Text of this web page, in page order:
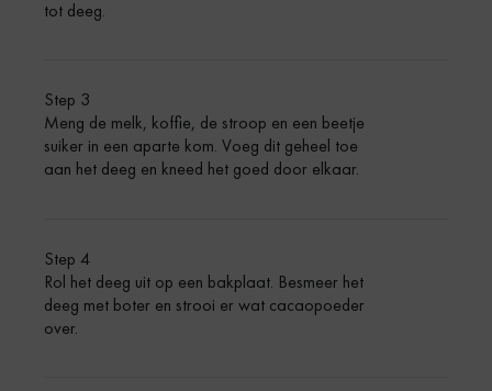
tot deeg.
Step 3
Meng de melk, koffie, de stroop en een beetje
suiker in een aparte kom. Voeg dit geheel toe
aan het deeg en kneed het goed door elkaar.
Step 4
Rol het deeg uit op een bakplaat. Besmeer het
deeg met boter en strooi er wat cacaopoeder
over.